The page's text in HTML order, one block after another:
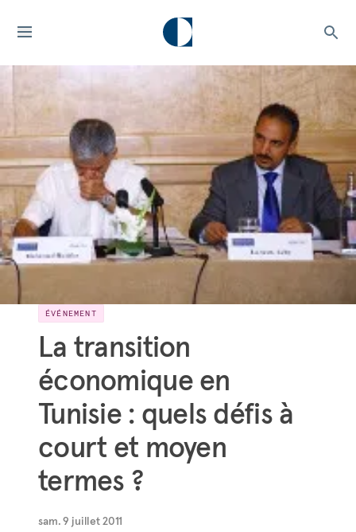
ÉVÉNEMENT
La transition
économique en
Tunisie : quels défis à
court et moyen
termes ?
sam. 9 juillet 2011